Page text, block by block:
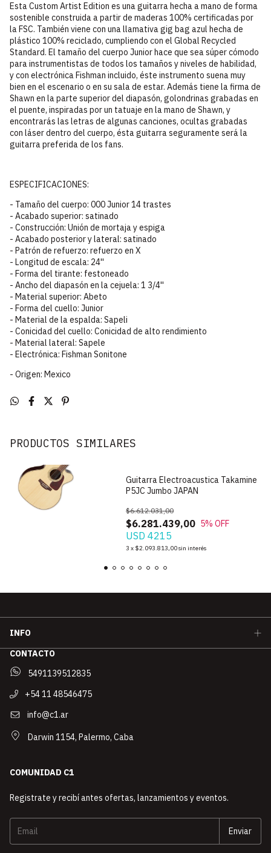
Esta Custom Artist Edition es una guitarra hecha a mano de forma
sostenible construida a partir de maderas 100% certificadas por
la FSC. También viene con una llamativa gig bag azul hecha de
plástico 100% reciclado, cumpliendo con el Global Recycled
Standard. El tamaño del cuerpo Junior hace que sea súper cómodo
para instrumentistas de todos los tamaños y niveles de habilidad,
y con electrónica Fishman incluido, éste instrumento suena muy
bien en el escenario o en su sala de estar. Además tiene la firma de
Shawn en la parte superior del diapasón, golondrinas grabadas en
el puente, inspiradas por un tatuaje en la mano de Shawn, y
encontrarás las letras de algunas canciones, ocultas grabadas
con láser dentro del cuerpo, ésta guitarra seguramente será la
guitarra preferida de los fans.
ESPECIFICACIONES:
- Tamaño del cuerpo: 000 Junior 14 trastes
- Acabado superior: satinado
- Construcción: Unión de mortaja y espiga
- Acabado posterior y lateral: satinado
- Patrón de refuerzo: refuerzo en X
- Longitud de escala: 24''
- Forma del tirante: festoneado
- Ancho del diapasón en la cejuela: 1 3/4''
- Material superior: Abeto
- Forma del cuello: Junior
- Material de la espalda: Sapeli
- Conicidad del cuello: Conicidad de alto rendimiento
- Material lateral: Sapele
- Electrónica: Fishman Sonitone
- Origen: Mexico
PRODUCTOS SIMILARES
Guitarra Electroacustica Takamine
P5JC Jumbo JAPAN
$6.281.439,00
$6.612.031,00
5% OFF
USD 4215
3 x $2.093.813,00sin interés
INFO
CONTACTO
5491139512835
+54 11 48546475
info@c1.ar
Darwin 1154, Palermo, Caba
COMUNIDAD C1
Registrate y recibí antes ofertas, lanzamientos y eventos.